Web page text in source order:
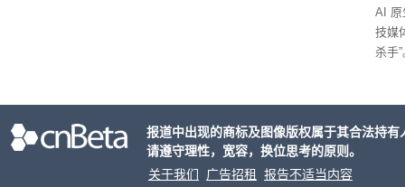
AI 原
技媒
杀手
报道中出现的商标及图像版权属于其合法持
请遵守理性，宽容，换位思考的原则。
关于我们
广告招租
报告不适当内容